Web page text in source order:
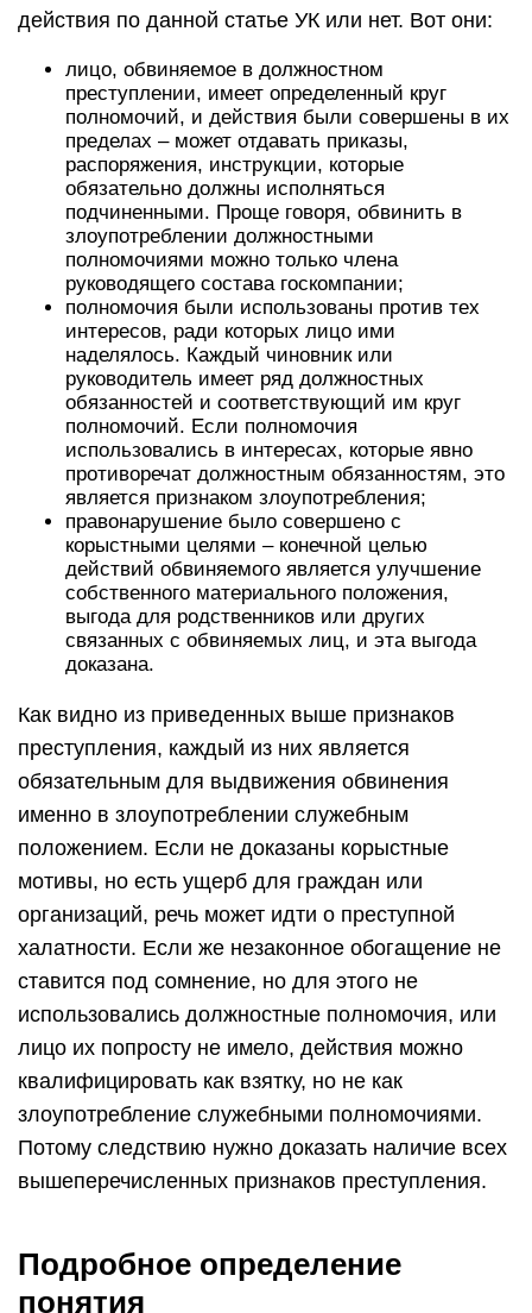
действия по данной статье УК или нет. Вот они:
лицо, обвиняемое в должностном
преступлении, имеет определенный круг
полномочий, и действия были совершены в их
пределах – может отдавать приказы,
распоряжения, инструкции, которые
обязательно должны исполняться
подчиненными. Проще говоря, обвинить в
злоупотреблении должностными
полномочиями можно только члена
руководящего состава госкомпании;
полномочия были использованы против тех
интересов, ради которых лицо ими
наделялось. Каждый чиновник или
руководитель имеет ряд должностных
обязанностей и соответствующий им круг
полномочий. Если полномочия
использовались в интересах, которые явно
противоречат должностным обязанностям, это
является признаком злоупотребления;
правонарушение было совершено с
корыстными целями – конечной целью
действий обвиняемого является улучшение
собственного материального положения,
выгода для родственников или других
связанных с обвиняемых лиц, и эта выгода
доказана.
Как видно из приведенных выше признаков
преступления, каждый из них является
обязательным для выдвижения обвинения
именно в злоупотреблении служебным
положением. Если не доказаны корыстные
мотивы, но есть ущерб для граждан или
организаций, речь может идти о преступной
халатности. Если же незаконное обогащение не
ставится под сомнение, но для этого не
использовались должностные полномочия, или
лицо их попросту не имело, действия можно
квалифицировать как взятку, но не как
злоупотребление служебными полномочиями.
Потому следствию нужно доказать наличие всех
вышеперечисленных признаков преступления.
Подробное определение
понятия